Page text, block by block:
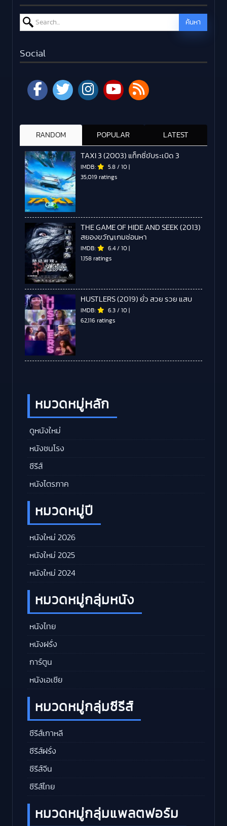
Search for: ค้นหา
Social
RANDOM POPULAR LATEST
TAXI 3 (2003) แท็กซี่ขับระเบิด 3
IMDB: 5.8 / 10 |
35,019 ratings
THE GAME OF HIDE AND SEEK (2013)
สยองขวัญเกมซ่อนหา
IMDB: 6.4 / 10 |
1,158 ratings
HUSTLERS (2019) ยั่ว สวย รวย แสบ
IMDB: 6.3 / 10 |
62,116 ratings
หมวดหมู่หลัก
ดูหนังใหม่
หนังชนโรง
ซีรีส์
หนังไตรภาค
หมวดหมู่ปี
หนังใหม่ 2026
หนังใหม่ 2025
หนังใหม่ 2024
หมวดหมู่กลุ่มหนัง
หนังไทย
หนังฝรั่ง
การ์ตูน
หนังเอเชีย
หมวดหมู่กลุ่มซีรีส์
ซีรีส์เกาหลี
ซีรีส์ฝรั่ง
ซีรีส์จีน
ซีรีส์ไทย
หมวดหมู่กลุ่มแพลตฟอร์ม